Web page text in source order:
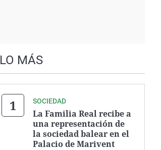
LO MÁS
SOCIEDAD
La Familia Real recibe a
una representación de
la sociedad balear en el
Palacio de Marivent